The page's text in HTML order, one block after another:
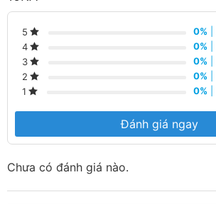
5 0%
4
0%
3
0%
2
0%
1
0%
Đánh giá ngay
Chưa có đánh giá nào.